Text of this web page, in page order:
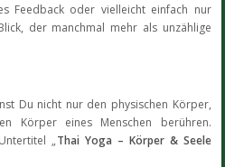
Feedback oder vielleicht einfach nur
der manchmal mehr als unzählige
Du nicht nur den physischen Körper,
Körper eines Menschen berühren.
„Thai Yoga – Körper & Seele